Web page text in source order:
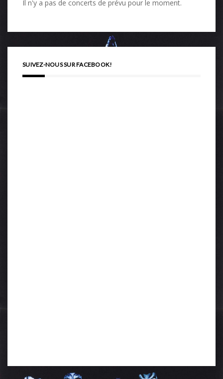
Il n'y a pas de concerts de prévu pour le moment.
SUIVEZ-NOUS SUR FACEBOOK!